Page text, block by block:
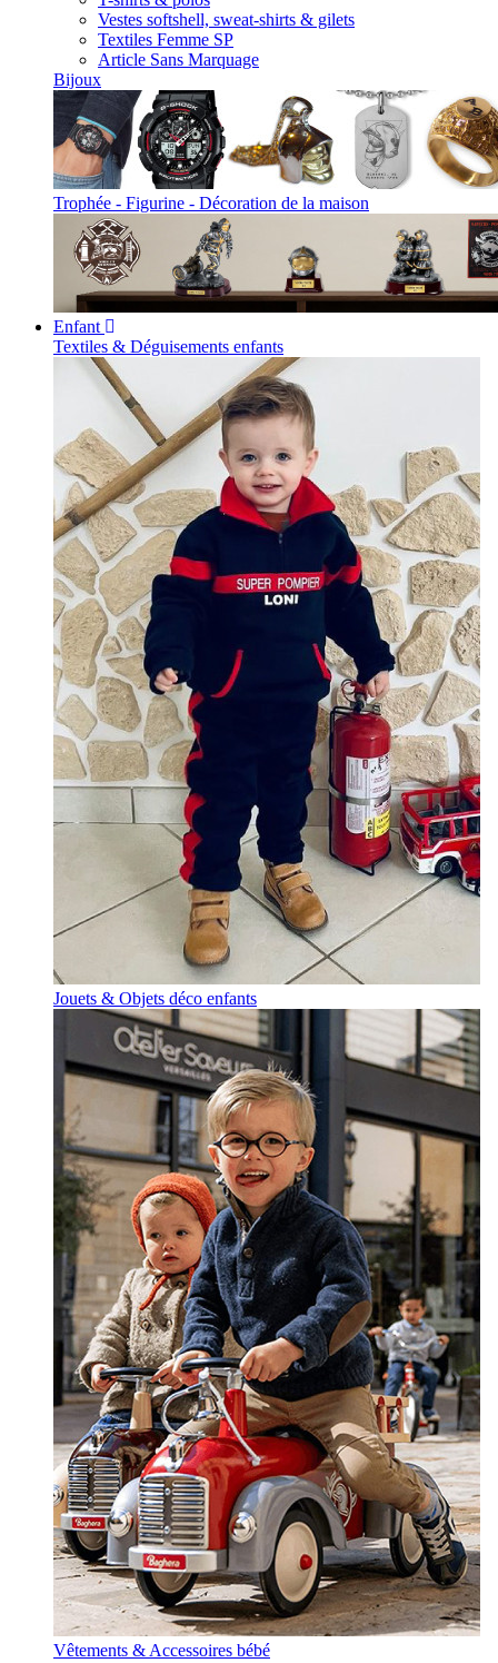
Vestes softshell, sweat-shirts & gilets
Textiles Femme SP
Article Sans Marquage
Bijoux
Trophée - Figurine - Décoration de la maison
Enfant
Textiles & Déguisements enfants
Jouets & Objets déco enfants
Vêtements & Accessoires bébé